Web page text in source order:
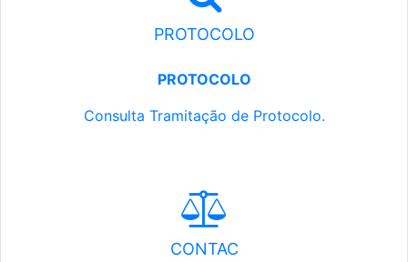
PROTOCOLO
PROTOCOLO
Consulta Tramitação de Protocolo.
CONTAC